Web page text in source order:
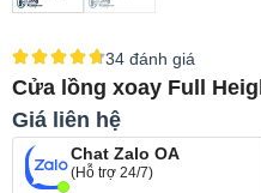
34 đánh giá
Cửa lồng xoay Full
Giá liên hệ
Chat Zalo OA
(Hỗ trợ 24/7)